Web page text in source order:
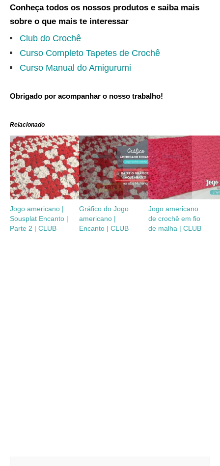
Conheça todos os nossos produtos e saiba mais
sobre o que mais te interessar
Club do Crochê
Curso Completo Tapetes de Crochê
Curso Manual do Amigurumi
Obrigado por acompanhar o nosso trabalho!
Relacionado
Jogo americano |
Sousplat Encanto |
Parte 2 | CLUB
Gráfico do Jogo
americano |
Encanto | CLUB
Jogo americano
de crochê em fio
de malha | CLUB